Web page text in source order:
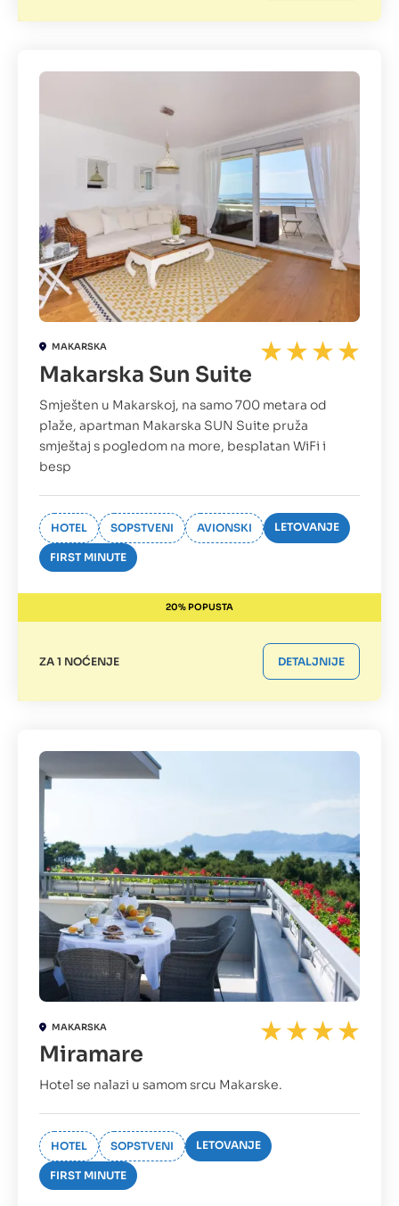
MAKARSKA
Makarska Sun Suite
Smješten u Makarskoj, na samo 700 metara od
plaže, apartman Makarska SUN Suite pruža
smještaj s pogledom na more, besplatan WiFi i
besp
HOTEL SOPSTVENI AVIONSKI LETOVANJE
FIRST MINUTE
20% POPUSTA
ZA 1 NOĆENJE DETALJNIJE
MAKARSKA
Miramare
Hotel se nalazi u samom srcu Makarske.
HOTEL SOPSTVENI LETOVANJE
FIRST MINUTE